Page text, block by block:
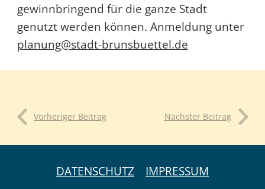
gewinnbringend für die ganze Stadt
genutzt werden können. Anmeldung unter
planung@stadt-brunsbuettel.de
Vorheriger Beitrag Nächster Beitrag
DATENSCHUTZ IMPRESSUM